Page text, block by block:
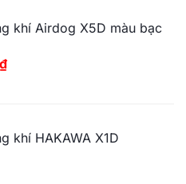
khí Airdog X5D màu bạc
₫
khí HAKAWA X1D